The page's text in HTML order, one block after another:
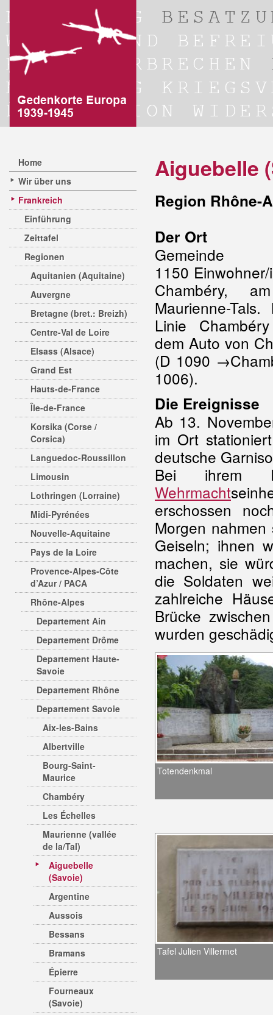
Home
Wir über uns
Frankreich
Einführung
Zeittafel
Regionen
Aquitanien (Aquitaine)
Auvergne
Bretagne (bret.: Breizh)
Centre-Val de Loire
Elsass (Alsace)
Grand Est
Hauts-de-France
Île-de-France
Korsika (Corse /
Corsica)
Languedoc-Roussillon
Limousin
Lothringen (Lorraine)
Midi-Pyrénées
Nouvelle-Aquitaine
Pays de la Loire
Provence-Alpes-Côte
d’Azur / PACA
Rhône-Alpes
Departement Ain
Departement Drôme
Departement Haute-
Savoie
Departement Rhône
Departement Savoie
Aix-les-Bains
Albertville
Bourg-Saint-
Maurice
Chambéry
Les Échelles
Maurienne (vallée
de la/Tal)
Aiguebelle
(Savoie)
Argentine
Aussois
Bessans
Bramans
Épierre
Fourneaux
(Savoie)
Aiguebelle
Region Rhône-
Der Ort
1150
Chambéry,
Maurienne-
Linie
dem Auto von
(D 1090
1006).
Die Ereignisse
Ab 13.
im Ort
deutsche
Bei ihrem
Wehrmacht
erschossen
Morgen
Geiseln; ihnen
machen, sie
die Soldaten
zahlreiche
Brücke
wurden
Totendenkmal
Tafel Julien Villermet